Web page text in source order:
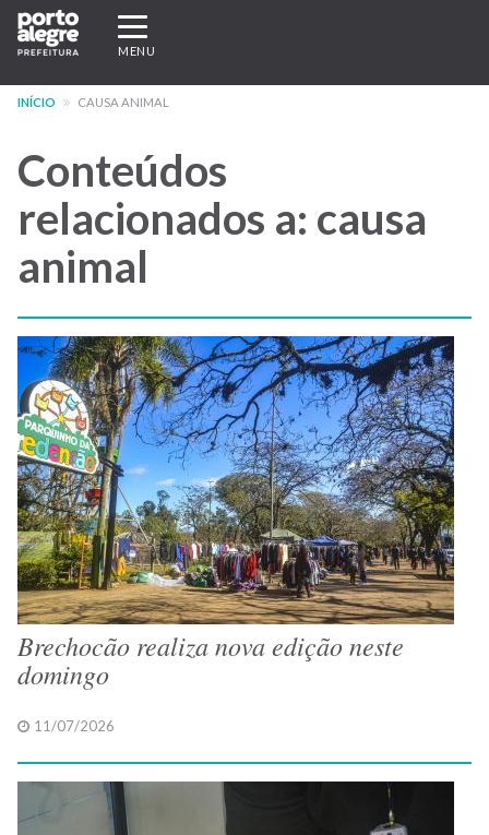
Pular
para
conteúdo
Expandir/recolher
navegação
MENU
INÍCIO CAUSA ANIMAL
Conteúdos
relacionados a: causa
animal
Brechocão realiza nova edição neste
domingo
11/07/2026